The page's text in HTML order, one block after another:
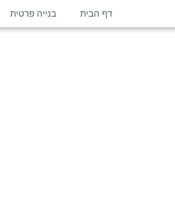
דף הבית בנייה פרטית